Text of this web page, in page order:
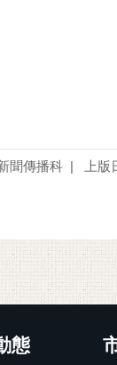
聞傳播科 上
態